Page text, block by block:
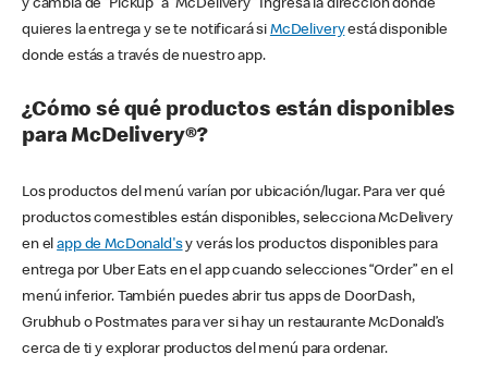
y cambia de “Pickup” a “McDelivery’” Ingresa la dirección donde
quieres la entrega y se te notificará si McDeliveryestá disponible
donde estás a través de nuestro app.
¿Cómo sé qué productos están disponibles
para McDelivery®?
Los productos del menú varían por ubicación/lugar. Para ver qué
productos comestibles están disponibles, selecciona McDelivery
en elapp de McDonald'sy verás los productos disponibles para
entrega por Uber Eats en el app cuando selecciones “Order” en el
menú inferior. También puedes abrir tus apps de DoorDash,
Grubhub o Postmates para ver si hay un restaurante McDonald’s
cerca de ti y explorar productos del menú para ordenar.